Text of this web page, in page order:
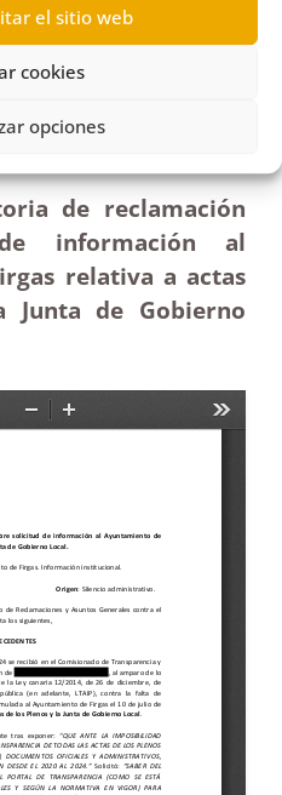
el sitio web
cookies
opciones
de Gobierno
de reclamación
información al
relativa a actas
de Gobierno